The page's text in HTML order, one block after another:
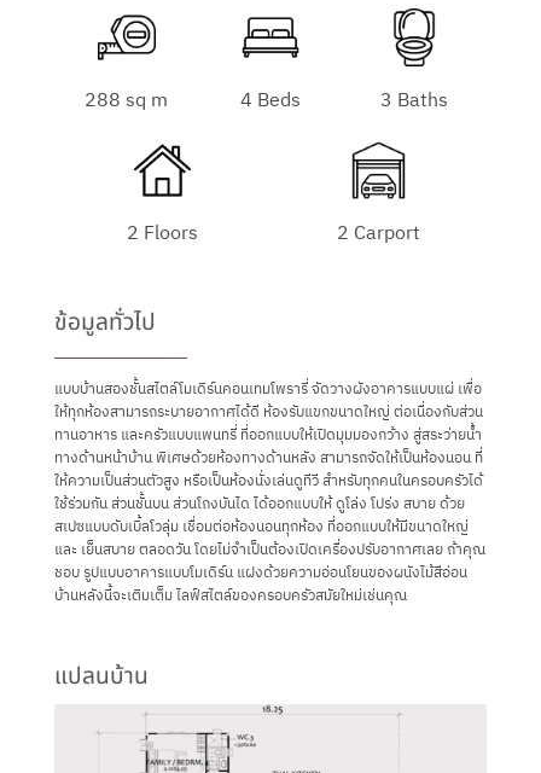
288 sq m 4 Beds 3 Baths
2 Floors 2 Carport
ข้อมูลทั่วไป
แบบบ้านสองชั้นสไตล์โมเดิร์นคอนเทมโพรารี่ จัดวางผังอาคารแบบแผ่ เพื่อ
ให้ทุกห้องสามารถระบายอากาศได้ดี ห้องรับแขกขนาดใหญ่ ต่อเนื่องกับส่วน
ทานอาหาร และครัวแบบแพนทรี่ ที่ออกแบบให้เปิดมุมมองกว้าง สู่สระว่ายน้ำ
ทางด้านหน้าบ้าน พิเศษด้วยห้องทางด้านหลัง สามารถจัดให้เป็นห้องนอน ที่
ให้ความเป็นส่วนตัวสูง หรือเป็นห้องนั่งเล่นดูทีวี สำหรับทุกคนในครอบครัวได้
ใช้ร่วมกัน ส่วนชั้นบน ส่วนโถงบันได ได้ออกแบบให้ ดูโล่ง โปร่ง สบาย ด้วย
สเปซแบบดับเบิ้ลโวลุ่ม เชื่อมต่อห้องนอนทุกห้อง ที่ออกแบบให้มีขนาดใหญ่
และ เย็นสบาย ตลอดวัน โดยไม่จำเป็นต้องเปิดเครื่องปรับอากาศเลย ถ้าคุณ
ชอบ รูปแบบอาคารแบบโมเดิร์น แฝงด้วยความอ่อนโยนของผนังไม้สีอ่อน
บ้านหลังนี้จะเติมเต็ม ไลฟ์สไตล์ของครอบครัวสมัยใหม่เช่นคุณ
แปลนบ้าน